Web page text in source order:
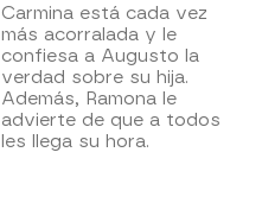
Carmina está cada vez
más acorralada y le
confiesa a Augusto la
verdad sobre su hija.
Además, Ramona le
advierte de que a todos
les llega su hora.